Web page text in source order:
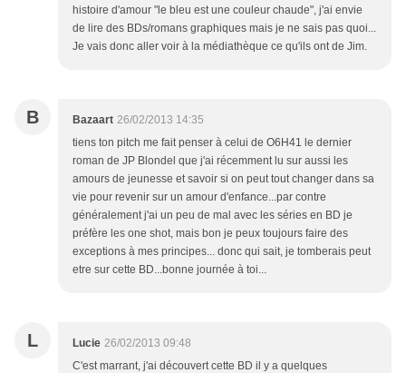
histoire d'amour "le bleu est une couleur chaude", j'ai envie
de lire des BDs/romans graphiques mais je ne sais pas quoi...
Je vais donc aller voir à la médiathèque ce qu'ils ont de Jim.
B Bazaart 26/02/2013 14:35
tiens ton pitch me fait penser à celui de O6H41 le dernier
roman de JP Blondel que j'ai récemment lu sur aussi les
amours de jeunesse et savoir si on peut tout changer dans sa
vie pour revenir sur un amour d'enfance...par contre
généralement j'ai un peu de mal avec les séries en BD je
préfère les one shot, mais bon je peux toujours faire des
exceptions à mes principes... donc qui sait, je tomberais peut
etre sur cette BD...bonne journée à toi...
L Lucie 26/02/2013 09:48
C'est marrant, j'ai découvert cette BD il y a quelques